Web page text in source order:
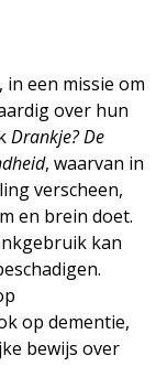
een missie om
over hun
Drankje? De
, waarvan in
verscheen,
en brein doet.
kan
op dementie,
bewijs over